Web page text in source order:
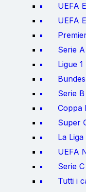
UEFA
UEFA
Serie A
Ligue 1
Serie B
Coppa
Super
La Liga
UEFA
Serie C
Tutti i